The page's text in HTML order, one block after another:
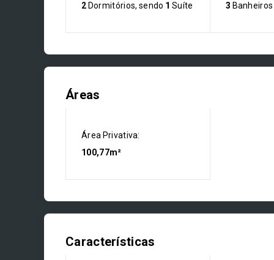
2 Dormitórios, sendo 1 Suíte 3 Banheiros
Áreas
Área Privativa:
100,77m²
Características